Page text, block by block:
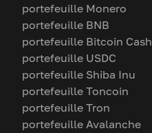
portefeuille Monero
portefeuille BNB
portefeuille Bitcoin Cash
portefeuille USDC
portefeuille Shiba Inu
portefeuille Toncoin
portefeuille Tron
portefeuille Avalanche